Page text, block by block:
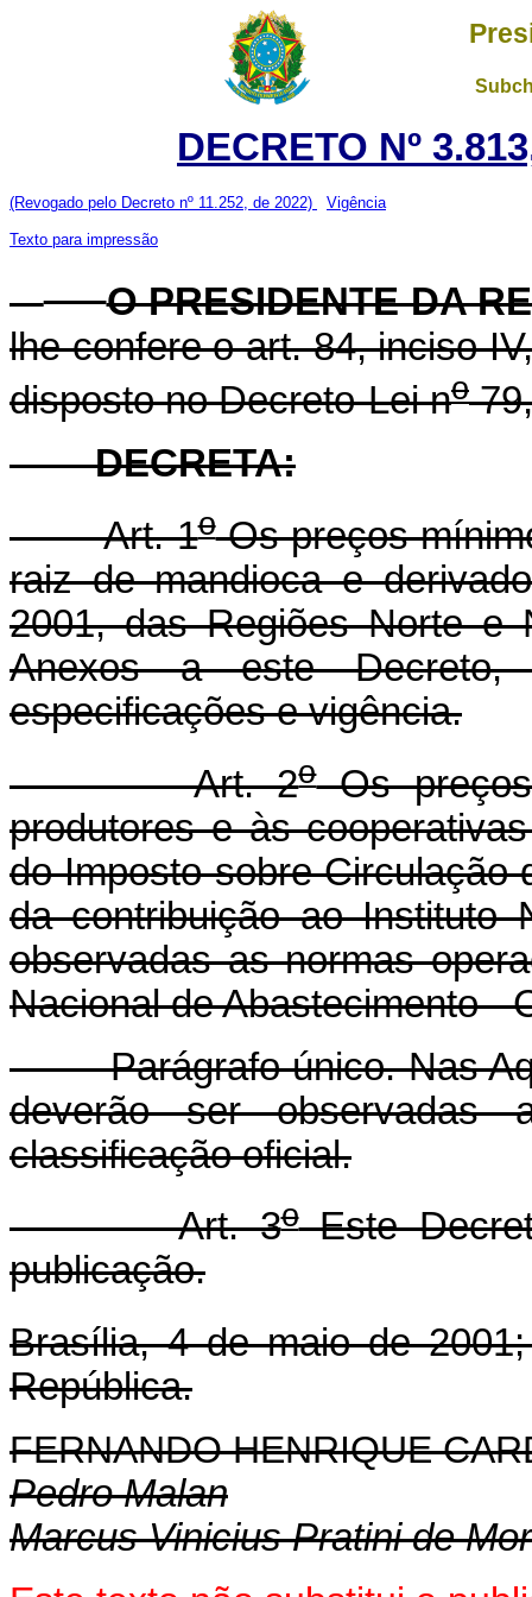
DECRETO Nº
(Revogado pelo Decreto nº 11.252, de 2022) Vigência
Texto para impressão
O PRESIDENTE DA
lhe confere o art. 84, inciso
disposto no Decreto-Lei no
DECRETA:
Art. 1oOs preços
raiz de mandioca e
2001, das Regiões Norte e
Anexos a este Decreto,
especificações e vigência.
Art. 2oOs preços
produtores e às
do Imposto sobre Circulação
da contribuição ao Instituto
observadas as normas
Nacional de Abastecimento -
Parágrafo único. Nas
deverão ser observadas
classificação oficial.
Art. 3oEste
publicação.
Brasília, 4 de maio de
República.
FERNANDO HENRIQUE
Pedro Malan
Marcus Vinicius Pratini de